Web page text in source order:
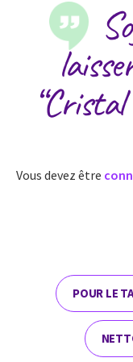
Vous devez être
POUR LE